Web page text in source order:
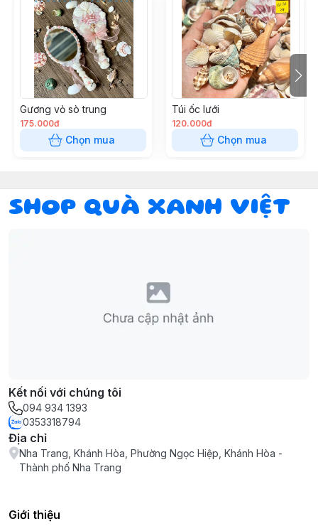
Gương vỏ sò trung
175.000đ
Chọn mua
Túi ốc lưới
120.000đ
Chọn mua
SHOP QUÀ XANH VIỆT
Kết nối với chúng tôi
094 934 1393
0353318794
Địa chỉ
Nha Trang, Khánh Hòa, Phường Ngọc Hiệp, Khánh Hòa -
Thành phố Nha Trang
Giới thiệu